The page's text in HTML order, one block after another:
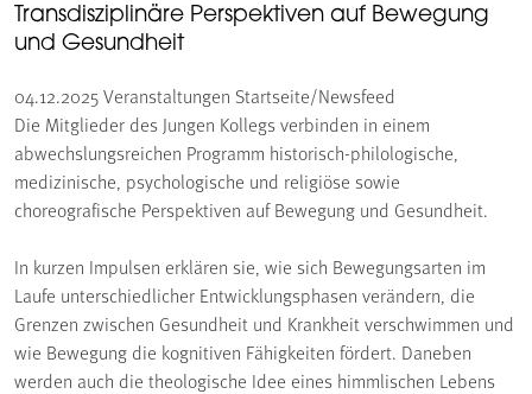
Transdisziplinäre Perspektiven auf Bewegung
und Gesundheit
04.12.2025Veranstaltungen Startseite/Newsfeed
Die Mitglieder des Jungen Kollegs verbinden in einem
abwechslungsreichen Programm historisch-philologische,
medizinische, psychologische und religiöse sowie
choreografische Perspektiven auf Bewegung und Gesundheit.
In kurzen Impulsen erklären sie, wie sich Bewegungsarten im
Laufe unterschiedlicher Entwicklungsphasen verändern, die
Grenzen zwischen Gesundheit und Krankheit verschwimmen und
wie Bewegung die kognitiven Fähigkeiten fördert. Daneben
werden auch die theologische Idee eines himmlischen Lebens